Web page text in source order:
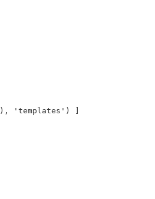
'templates' )